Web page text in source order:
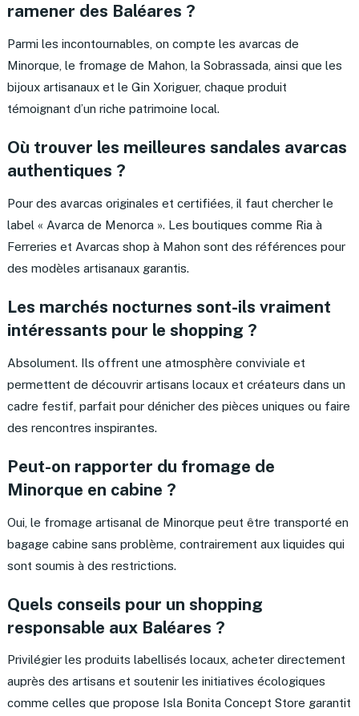
ramener des Baléares ?
Parmi les incontournables, on compte les avarcas de
Minorque, le fromage de Mahon, la Sobrassada, ainsi que les
bijoux artisanaux et le Gin Xoriguer, chaque produit
témoignant d’un riche patrimoine local.
Où trouver les meilleures sandales avarcas
authentiques ?
Pour des avarcas originales et certifiées, il faut chercher le
label « Avarca de Menorca ». Les boutiques comme Ria à
Ferreries et Avarcas shop à Mahon sont des références pour
des modèles artisanaux garantis.
Les marchés nocturnes sont-ils vraiment
intéressants pour le shopping ?
Absolument. Ils offrent une atmosphère conviviale et
permettent de découvrir artisans locaux et créateurs dans un
cadre festif, parfait pour dénicher des pièces uniques ou faire
des rencontres inspirantes.
Peut-on rapporter du fromage de
Minorque en cabine ?
Oui, le fromage artisanal de Minorque peut être transporté en
bagage cabine sans problème, contrairement aux liquides qui
sont soumis à des restrictions.
Quels conseils pour un shopping
responsable aux Baléares ?
Privilégier les produits labellisés locaux, acheter directement
auprès des artisans et soutenir les initiatives écologiques
comme celles que propose Isla Bonita Concept Store garantit